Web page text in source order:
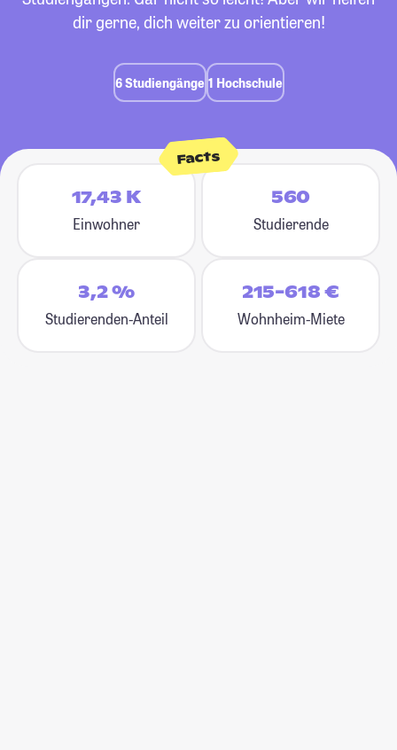
dir gerne, dich weiter zu orientieren!
6 Studiengänge 1 Hochschule
Facts
17,43 K
Einwohner
560
Studierende
3,2 %
Studierenden-Anteil
215-618 €
Wohnheim-Miete